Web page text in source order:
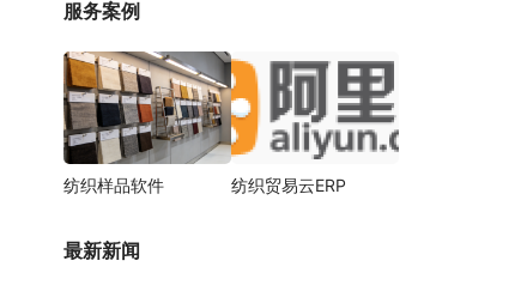
服务案例
纺织样品软件 纺织贸易云ERP
最新新闻